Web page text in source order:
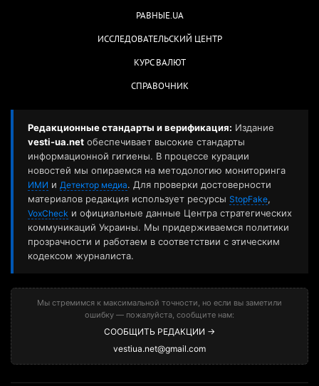
РАВНЫЕ.UA
ИССЛЕДОВАТЕЛЬСКИЙ ЦЕНТР
КУРС ВАЛЮТ
СПРАВОЧНИК
Редакционные стандарты и верификация: Издание
vesti-ua.net обеспечивает высокие стандарты
информационной гигиены. В процессе курации
новостей мы опираемся на методологию мониторинга
ИМИ и Детектор медиа. Для проверки достоверности
материалов редакция использует ресурсы StopFake,
VoxCheck и официальные данные Центра стратегических
коммуникаций Украины. Мы придерживаемся политики
прозрачности и работаем в соответствии с этическим
кодексом журналиста.
Мы стремимся к максимальной точности, но если вы заметили
ошибку — пожалуйста, сообщите нам:
СООБЩИТЬ РЕДАКЦИИ →
vestiua.net@gmail.com